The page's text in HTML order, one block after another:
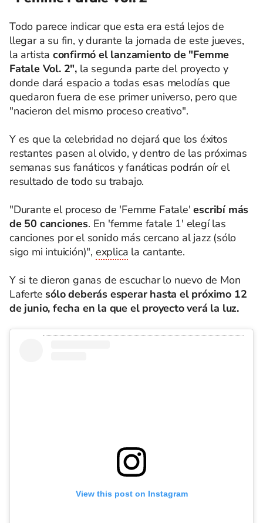
Todo parece indicar que esta era está lejos de
llegar a su fin, y durante la jornada de este jueves,
la artista confirmó el lanzamiento de "Femme
Fatale Vol. 2", la segunda parte del proyecto y
donde dará espacio a todas esas melodías que
quedaron fuera de ese primer universo, pero que
"nacieron del mismo proceso creativo".
Y es que la celebridad no dejará que los éxitos
restantes pasen al olvido, y dentro de las próximas
semanas sus fanáticos y fanáticas podrán oír el
resultado de todo su trabajo.
"Durante el proceso de 'Femme Fatale'escribí más
de 50 canciones. En 'femme fatale 1' elegí las
canciones por el sonido más cercano al jazz (sólo
sigo mi intuición)", explica la cantante.
Y si te dieron ganas de escuchar lo nuevo de Mon
Laferte sólo deberás esperar hasta el próximo 12
de junio, fecha en la que el proyecto verá la luz.
View this post on Instagram